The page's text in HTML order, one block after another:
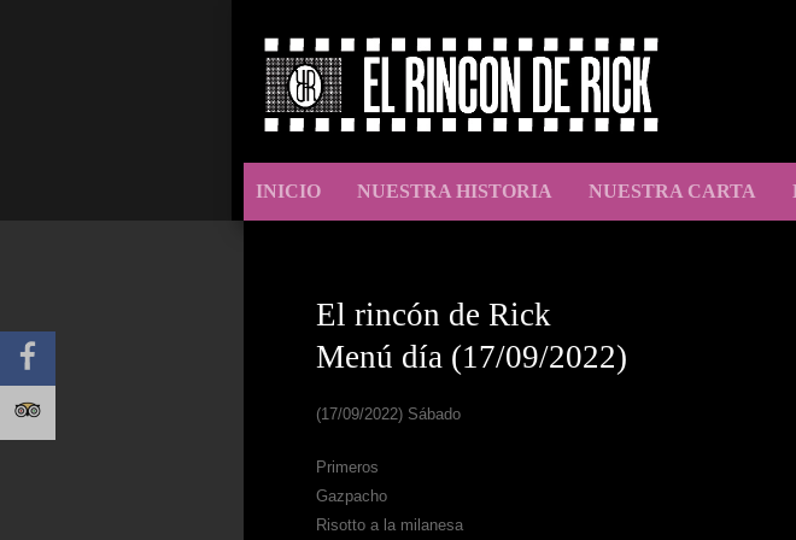
INICIO NUESTRA HISTORIA NUESTRA CARTA
El rincón de Rick
Menú día (17/09/2022)
(17/09/2022) Sábado
Primeros
Gazpacho
Risotto a la milanesa